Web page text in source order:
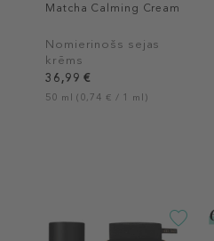
Matcha Calming Cream
Nomierinošs sejas
krēms
36,99 €
50 ml (0,74 € / 1 ml)